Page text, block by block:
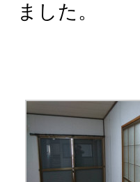
ました。